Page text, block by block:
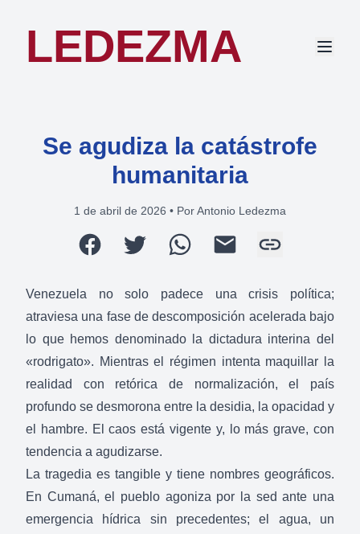
LEDEZMA
Se agudiza la catástrofe
humanitaria
1 de abril de 2026 • Por Antonio Ledezma
Venezuela no solo padece una crisis política;
atraviesa una fase de descomposición acelerada bajo
lo que hemos denominado la dictadura interina del
«rodrigato». Mientras el régimen intenta maquillar la
realidad con retórica de normalización, el país
profundo se desmorona entre la desidia, la opacidad y
el hambre. El caos está vigente y, lo más grave, con
tendencia a agudizarse.
La tragedia es tangible y tiene nombres geográficos.
En Cumaná, el pueblo agoniza por la sed ante una
emergencia hídrica sin precedentes; el agua, un